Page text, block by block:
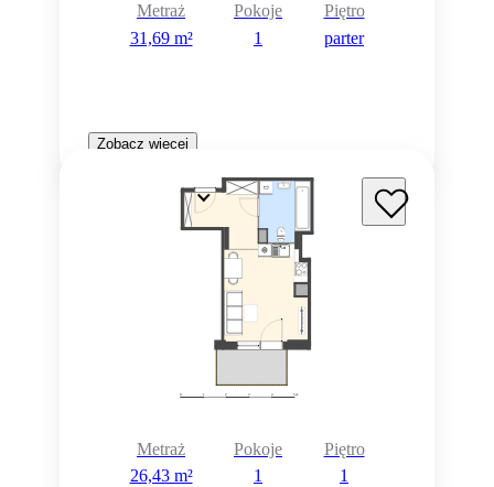
Metraż
31,69 m²
Pokoje
1
Piętro
parter
Zobacz więcej
Metraż
26,43 m²
Pokoje
1
Piętro
1